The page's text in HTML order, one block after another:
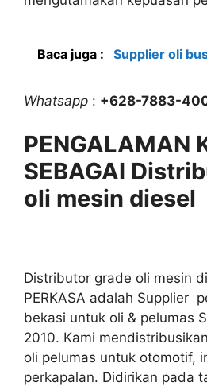
Baca juga : Supplier oli
Whatsapp : +628-7883-
PENGALAMAN
SEBAGAI
oli mesin diesel
Distributor grade oli mesin
PERKASA adalah Supplier
bekasi untuk oli & pelumas
2010. Kami
oli pelumas untuk otomotif,
perkapalan. Didirikan pada